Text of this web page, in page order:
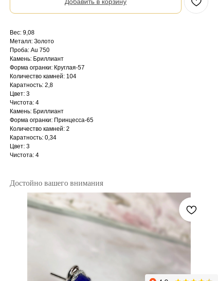
Добавить в корзину
Вес: 9,08
Металл: Золото
Проба: Au 750
Камень: Бриллиант
Форма огранки: Круглая-57
Количество камней: 104
Каратность: 2,8
Цвет: 3
Чистота: 4
Камень: Бриллиант
Форма огранки: Принцесса-65
Количество камней: 2
Каратность: 0,34
Цвет: 3
Чистота: 4
Достойно вашего внимания